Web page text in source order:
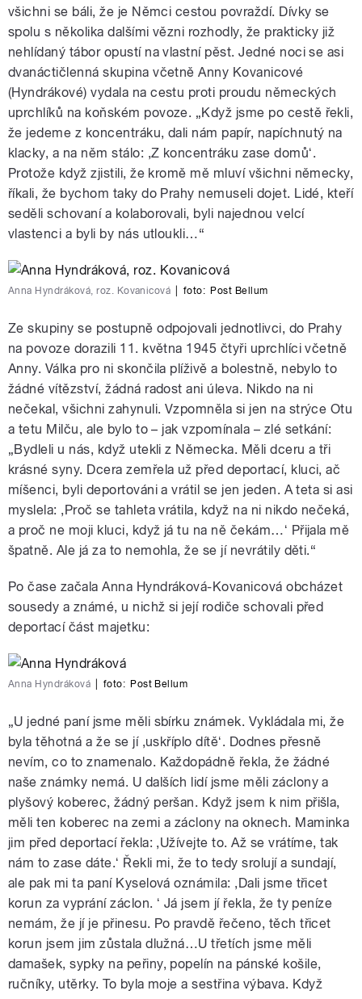
všichni se báli, že je Němci cestou povraždí. Dívky se
spolu s několika dalšími vězni rozhodly, že prakticky již
nehlídaný tábor opustí na vlastní pěst. Jedné noci se asi
dvanáctičlenná skupina včetně Anny Kovanicové
(Hyndrákové) vydala na cestu proti proudu německých
uprchlíků na koňském povoze. „Když jsme po cestě řekli,
že jedeme z koncentráku, dali nám papír, napíchnutý na
klacky, a na něm stálo: ,Z koncentráku zase domůʻ.
Protože když zjistili, že kromě mě mluví všichni německy,
říkali, že bychom taky do Prahy nemuseli dojet. Lidé, kteří
seděli schovaní a kolaborovali, byli najednou velcí
vlastenci a byli by nás utloukli…“
Anna Hyndráková, roz. Kovanicová foto: Post Bellum
Ze skupiny se postupně odpojovali jednotlivci, do Prahy
na povoze dorazili 11. května 1945 čtyři uprchlíci včetně
Anny. Válka pro ni skončila plíživě a bolestně, nebylo to
žádné vítězství, žádná radost ani úleva. Nikdo na ni
nečekal, všichni zahynuli. Vzpomněla si jen na strýce Otu
a tetu Milču, ale bylo to – jak vzpomínala – zlé setkání:
„Bydleli u nás, když utekli z Německa. Měli dceru a tři
krásné syny. Dcera zemřela už před deportací, kluci, ač
míšenci, byli deportováni a vrátil se jen jeden. A teta si asi
myslela: ,Proč se tahleta vrátila, když na ni nikdo nečeká,
a proč ne moji kluci, když já tu na ně čekám…ʻ Přijala mě
špatně. Ale já za to nemohla, že se jí nevrátily děti.“
Po čase začala Anna Hyndráková-Kovanicová obcházet
sousedy a známé, u nichž si její rodiče schovali před
deportací část majetku:
Anna Hyndráková foto: Post Bellum
„U jedné paní jsme měli sbírku známek. Vykládala mi, že
byla těhotná a že se jí ,uskříplo dítěʻ. Dodnes přesně
nevím, co to znamenalo. Každopádně řekla, že žádné
naše známky nemá. U dalších lidí jsme měli záclony a
plyšový koberec, žádný peršan. Když jsem k nim přišla,
měli ten koberec na zemi a záclony na oknech. Maminka
jim před deportací řekla: ,Užívejte to. Až se vrátíme, tak
nám to zase dáte.ʻ Řekli mi, že to tedy srolují a sundají,
ale pak mi ta paní Kyselová oznámila: ,Dali jsme třicet
korun za vyprání záclon. ʻ Já jsem jí řekla, že ty peníze
nemám, že jí je přinesu. Po pravdě řečeno, těch třicet
korun jsem jim zůstala dlužná…U třetích jsme měli
damašek, sypky na peřiny, popelín na pánské košile,
ručníky, utěrky. To byla moje a sestřina výbava. Když